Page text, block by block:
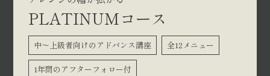
PLATINUMコース
中〜上級者向けのアドバンス講座 全12メニュー
1年間のアフターフォロー付